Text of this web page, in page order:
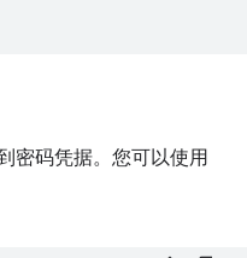
密码凭据。您可以使用